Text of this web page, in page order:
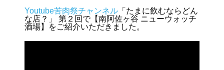
Youtube苦肉祭チャンネル 「たまに飲むならどん
な店？」 第２回で【南阿佐ヶ谷 ニューウォッチ
酒場】をご紹介いただきました。